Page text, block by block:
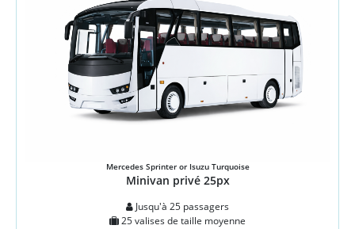
Mercedes Sprinter or Isuzu Turquoise
Minivan privé 25px
Jusqu'à 25 passagers
25 valises de taille moyenne